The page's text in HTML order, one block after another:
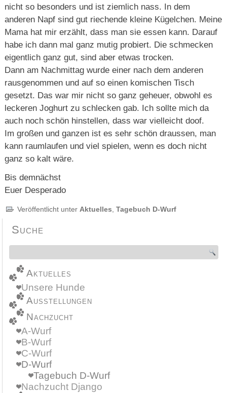
nicht so besonders und ist ziemlich nass. In dem
anderen Napf sind gut riechende kleine Kügelchen. Meine
Mama hat mir erzählt, dass man sie essen kann. Darauf
habe ich dann mal ganz mutig probiert. Die schmecken
eigentlich ganz gut, sind aber etwas trocken.
Dann am Nachmittag wurde einer nach dem anderen
rausgenommen und auf so einen komischen Tisch
gesetzt. Das war mir nicht so ganz geheuer, obwohl es
leckeren Joghurt zu schlecken gab. Ich sollte mich da
auch noch schön hinstellen, dass war vielleicht doof.
Im großen und ganzen ist es sehr schön draussen, man
kann raumlaufen und viel spielen, wenn es doch nicht
ganz so kalt wäre.
Bis demnächst
Euer Desperado
Veröffentlicht unter Aktuelles,Tagebuch D-Wurf
Suche
Aktuelles
Unsere Hunde
Ausstellungen
Nachzucht
A-Wurf
B-Wurf
C-Wurf
D-Wurf
Tagebuch D-Wurf
Nachzucht Django